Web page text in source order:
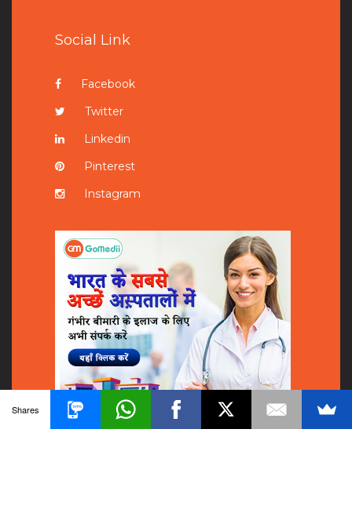
Social Link
Facebook
Twitter
Linkedin
Pinterest
Instagram
Shares